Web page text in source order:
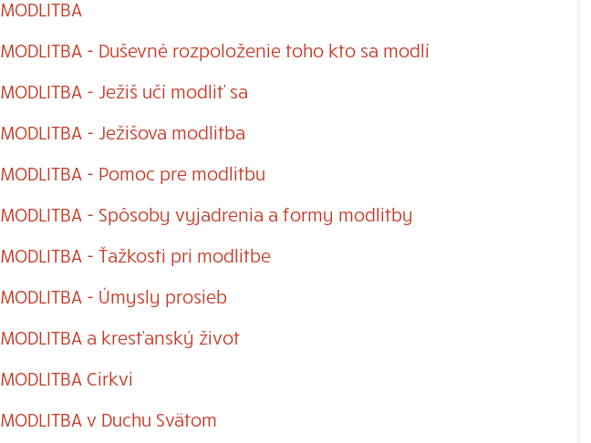
MODLITBA
MODLITBA - Duševné rozpoloženie toho kto sa modlí
MODLITBA - Ježiš učí modliť sa
MODLITBA - Ježišova modlitba
MODLITBA - Pomoc pre modlitbu
MODLITBA - Spôsoby vyjadrenia a formy modlitby
MODLITBA - Ťažkosti pri modlitbe
MODLITBA - Úmysly prosieb
MODLITBA a kresťanský život
MODLITBA Cirkvi
MODLITBA v Duchu Svätom